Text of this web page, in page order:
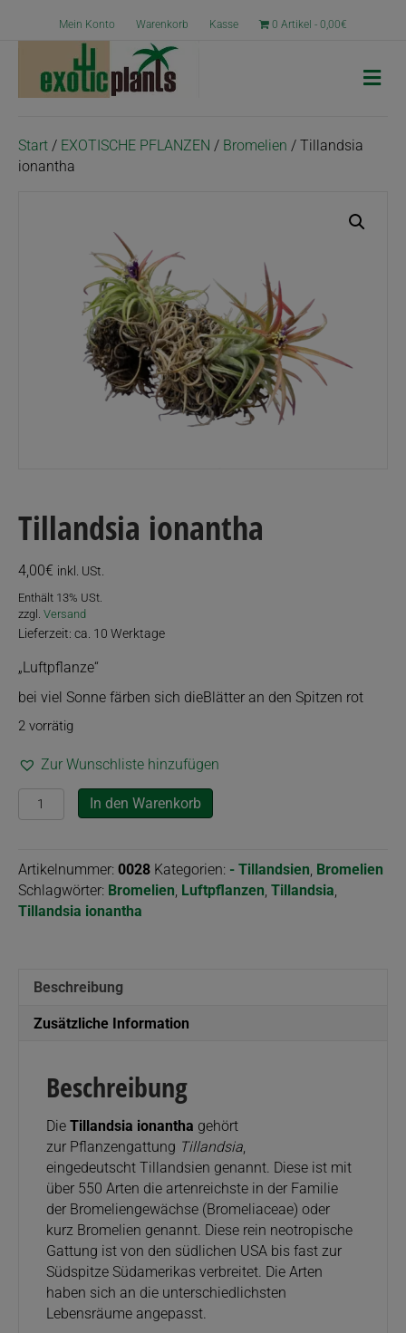
Mein Konto Warenkorb Kasse 0 Artikel 0,00€
N
a
Start / EXOTISCHE PFLANZEN / Bromelien / Tillandsia
ionantha
Tillandsia ionantha
4,00€ inkl. USt.
Enthält 13% USt.
zzgl. Versand
Lieferzeit: ca. 10 Werktage
„Luftpflanze“
bei viel Sonne färben sich dieBlätter an den Spitzen rot
2 vorrätig
Zur Wunschliste hinzufügen
Tillandsia
ionantha
In den Warenkorb
Artikelnummer: 0028 Kategorien: - Tillandsien Bromelien
Schlagwörter: Bromelien Luftpflanzen Tillandsia
Tillandsia ionantha
Beschreibung
Zusätzliche Information
Beschreibung
Die Tillandsia ionantha gehört
zur Pflanzengattung Tillandsia
eingedeutscht Tillandsien genannt. Diese ist mit
über 550 Arten die artenreichste in der Familie
der Bromeliengewächse (Bromeliaceae) oder
kurz Bromelien genannt. Diese rein neotropische
Gattung ist von den südlichen USA bis fast zur
Südspitze Südamerikas verbreitet. Die Arten
haben sich an die unterschiedlichsten
Lebensräume angepasst.